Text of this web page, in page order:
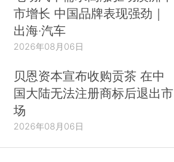
市增长 中国品牌表现强劲｜
出海·汽车
2026年08月06日
贝恩资本宣布收购贡茶 在中
国大陆无法注册商标后退出市
场
2026年08月06日